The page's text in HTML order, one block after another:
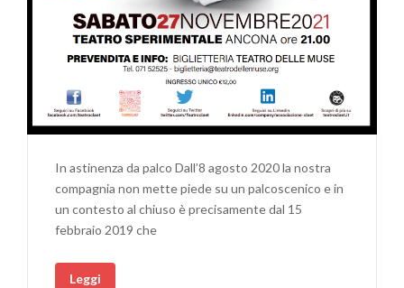
In astinenza da palco Dall’8 agosto 2020 la nostra
compagnia non mette piede su un palcoscenico e in
un contesto al chiuso è precisamente dal 15
febbraio 2019 che
Leggi